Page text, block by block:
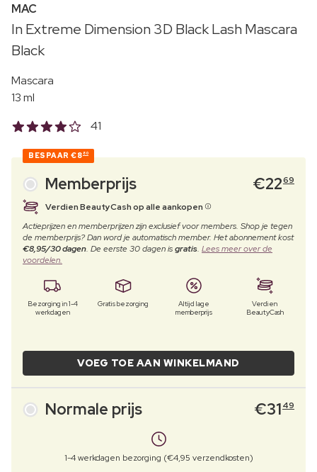
MAC
In Extreme Dimension 3D Black Lash Mascara
Black
Mascara
13 ml
41
BESPAAR €8 80
Memberprijs €2269
Verdien BeautyCash op alle aankopen
Actieprijzen en memberprijzen zijn exclusief voor members. Shop je tegen
de memberprijs? Dan word je automatisch member. Het abonnement kost
€8,95/30 dagen. De eerste 30 dagen isgratis. Lees meer over de
voordelen.
Bezorging in 1-4
werkdagen
Gratis bezorging
Altijd lage
memberprijs
Verdien
BeautyCash
VOEG TOE AAN WINKELMAND
Normale prijs €31 49
1-4 werkdagen bezorging (€4,95 verzendkosten)